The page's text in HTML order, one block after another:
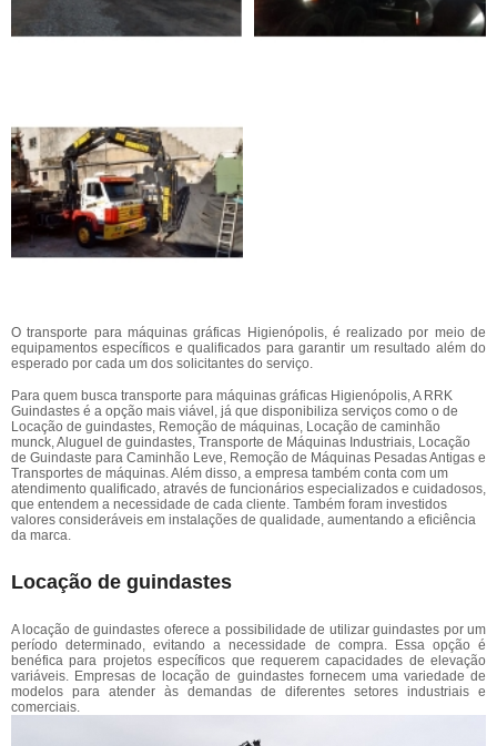
O transporte para máquinas gráficas Higienópolis, é realizado por meio de
equipamentos específicos e qualificados para garantir um resultado além do
esperado por cada um dos solicitantes do serviço.
Para quem busca transporte para máquinas gráficas Higienópolis, A RRK
Guindastes é a opção mais viável, já que disponibiliza serviços como o de
Locação de guindastes, Remoção de máquinas, Locação de caminhão
munck, Aluguel de guindastes, Transporte de Máquinas Industriais, Locação
de Guindaste para Caminhão Leve, Remoção de Máquinas Pesadas Antigas e
Transportes de máquinas. Além disso, a empresa também conta com um
atendimento qualificado, através de funcionários especializados e cuidadosos,
que entendem a necessidade de cada cliente. Também foram investidos
valores consideráveis em instalações de qualidade, aumentando a eficiência
da marca.
Locação de guindastes
A locação de guindastes oferece a possibilidade de utilizar guindastes por um
período determinado, evitando a necessidade de compra. Essa opção é
benéfica para projetos específicos que requerem capacidades de elevação
variáveis. Empresas de locação de guindastes fornecem uma variedade de
modelos para atender às demandas de diferentes setores industriais e
comerciais.